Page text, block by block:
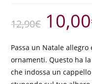
12,90€ 10,00
Passa un Natale
ornamenti. Questo ha
che indossa un